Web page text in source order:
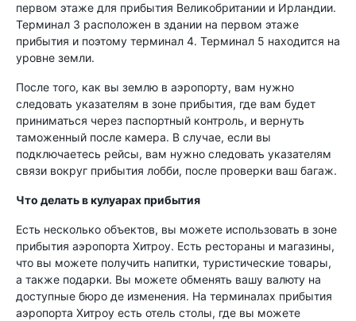
первом этаже для прибытия Великобритании и Ирландии.
Терминал 3 расположен в здании на первом этаже
прибытия и поэтому терминал 4. Терминал 5 находится на
уровне земли.
После того, как вы землю в аэропорту, вам нужно
следовать указателям в зоне прибытия, где вам будет
приниматься через паспортный контроль, и вернуть
таможенный после камера. В случае, если вы
подключаетесь рейсы, вам нужно следовать указателям
связи вокруг прибытия лобби, после проверки ваш багаж.
Что делать в кулуарах прибытия
Есть несколько объектов, вы можете использовать в зоне
прибытия аэропорта Хитроу. Есть рестораны и магазины,
что вы можете получить напитки, туристические товары,
а также подарки. Вы можете обменять вашу валюту на
доступные бюро де изменения. На терминалах прибытия
аэропорта Хитроу есть отель столы, где вы можете